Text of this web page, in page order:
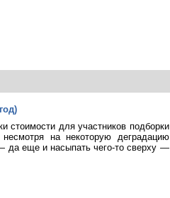
стоимости для участников подборки
на некоторую деградацию
да еще и насыпать чего-то сверху —